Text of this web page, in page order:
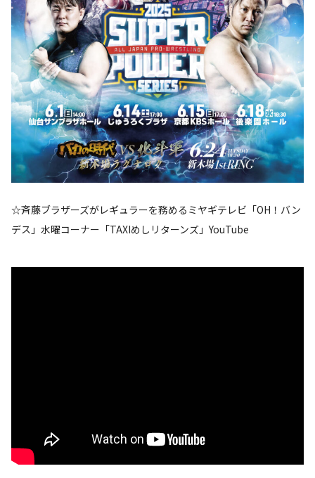
☆斉藤ブラザーズがレギュラーを務めるミヤギテレビ「OH！バン
デス」水曜コーナー「TAXIめしリターンズ」YouTube